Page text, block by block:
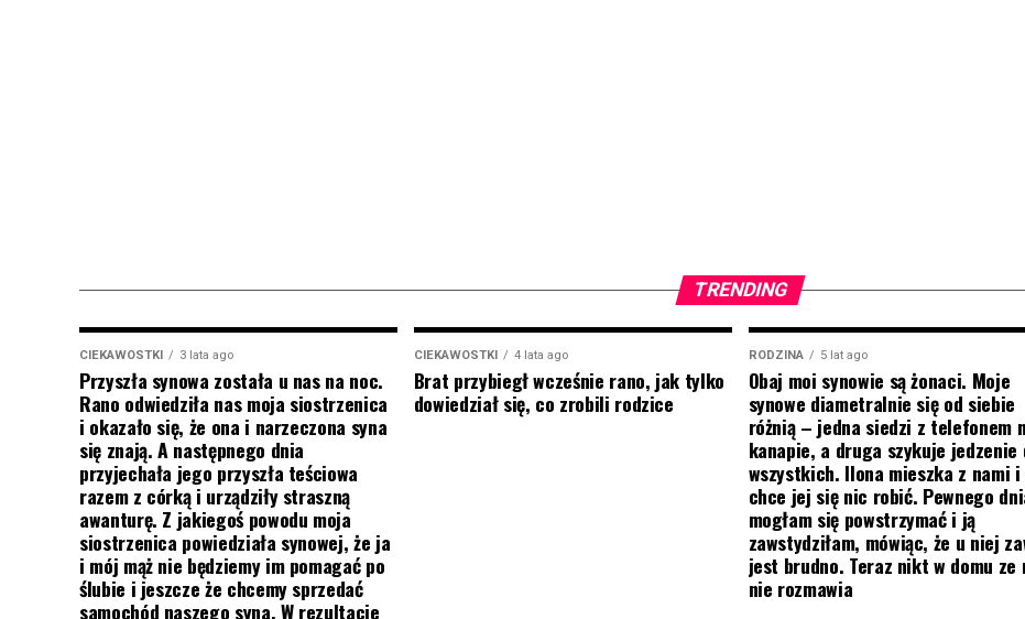
TRENDING
CIEKAWOSTKI 3 lata ago
Przyszła synowa została u nas na noc.
Rano odwiedziła nas moja siostrzenica
i okazało się, że ona i narzeczona syna
się znają. A następnego dnia
przyjechała jego przyszła teściowa
razem z córką i urządziły straszną
awanturę. Z jakiegoś powodu moja
siostrzenica powiedziała synowej, że ja
i mój mąż nie będziemy im pomagać po
ślubie i jeszcze że chcemy sprzedać
samochód naszego syna. W rezultacie
CIEKAWOSTKI 4 lata ago
Brat przybiegł wcześnie rano, jak tylko
dowiedział się, co zrobili rodzice
RODZINA 5 lat ago
Obaj moi synowie są żonaci. Moje
synowe diametralnie się od siebie
różnią – jedna siedzi z telefonem
kanapie, a druga szykuje jedzenie
wszystkich. Ilona mieszka z nami i
chce jej się nic robić. Pewnego
mogłam się powstrzymać i ją
zawstydziłam, mówiąc, że u niej
jest brudno. Teraz nikt w domu ze
nie rozmawia